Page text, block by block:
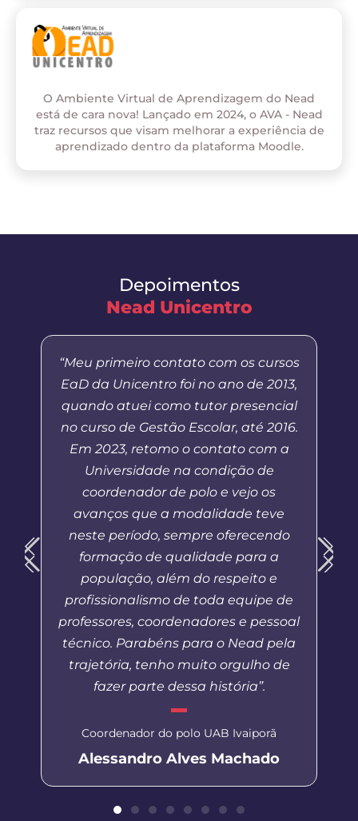
O Ambiente Virtual de Aprendizagem do Nead
está de cara nova! Lançado em 2024, o AVA - Nead
traz recursos que visam melhorar a experiência de
aprendizado dentro da plataforma Moodle.
Depoimentos
Nead Unicentro
“Meu primeiro contato com os cursos
EaD da Unicentro foi no ano de 2013,
quando atuei como tutor presencial
no curso de Gestão Escolar, até 2016.
Em 2023, retomo o contato com a
Universidade na condição de
coordenador de polo e vejo os
avanços que a modalidade teve
neste período, sempre oferecendo
formação de qualidade para a
população, além do respeito e
profissionalismo de toda equipe de
professores, coordenadores e pessoal
técnico. Parabéns para o Nead pela
trajetória, tenho muito orgulho de
fazer parte dessa história”.
Coordenador do polo UAB Ivaiporã
Alessandro Alves Machado